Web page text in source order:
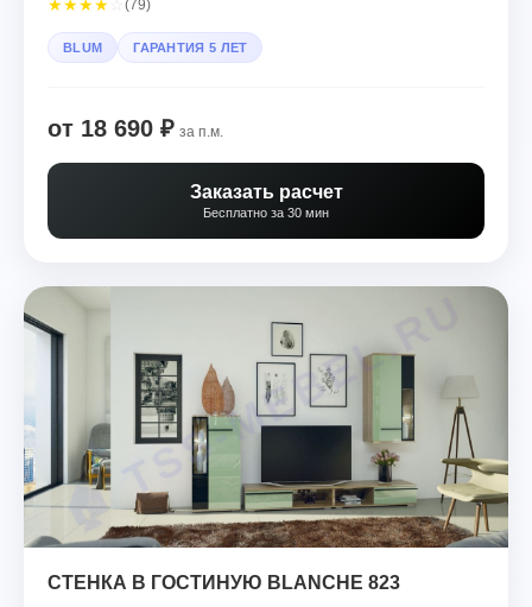
★★★★ (79)
BLUM ГАРАНТИЯ 5 ЛЕТ
от 18 690 ₽ за п.м.
Заказать расчет
Бесплатно за 30 мин
СТЕНКА В ГОСТИНУЮ BLANCHE 823